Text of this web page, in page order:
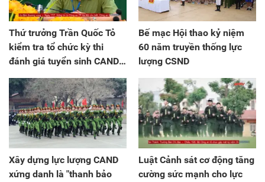
Thứ trưởng Trần Quốc Tỏ
kiểm tra tổ chức kỳ thi
đánh giá tuyển sinh CAND
năm 2022
Bế mạc Hội thao kỷ niệm
60 năm truyền thống lực
lượng CSND
Xây dựng lực lượng CAND
xứng danh là "thanh bảo
Luật Cảnh sát cơ động tăng
cường sức mạnh cho lực